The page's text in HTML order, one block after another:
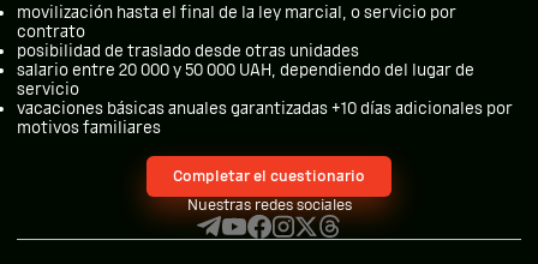
movilización hasta el final de la ley marcial, o servicio por
contrato
posibilidad de traslado desde otras unidades
salario entre 20 000 y 50 000 UAH, dependiendo del lugar de
servicio
vacaciones básicas anuales garantizadas +10 días adicionales por
motivos familiares
Completar el cuestionario
Nuestras redes sociales